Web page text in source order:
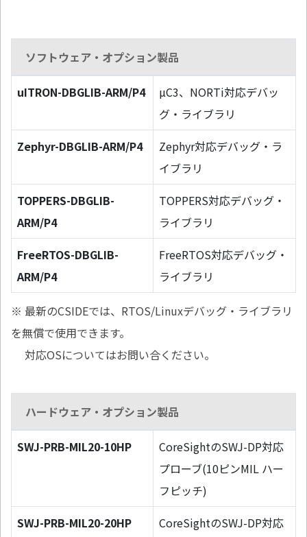
ソフトウェア・オプション製品
uITRON-DBGLIB-ARM/P4
µC3、NORTi対応デバッ
グ・ライブラリ
Zephyr-DBGLIB-ARM/P4
Zephyr対応デバッグ・ラ
イブラリ
TOPPERS-DBGLIB-
ARM/P4
TOPPERS対応デバッグ・
ライブラリ
FreeRTOS-DBGLIB-
ARM/P4
FreeRTOS対応デバッグ・
ライブラリ
※ 最新のCSIDEでは、RTOS/Linuxデバッグ・ライブラリ
を無償で使用できます。
対応OSについてはお問い合ください。
ハードウェア・オプション製品
SWJ-PRB-MIL20-10HP
CoreSightのSWJ-DP対応
プローブ(10ピンMIL ハー
フピッチ)
SWJ-PRB-MIL20-20HP
CoreSightのSWJ-DP対応